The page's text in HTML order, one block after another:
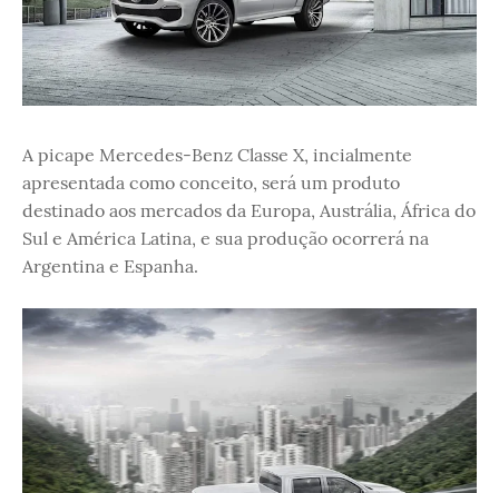
A picape Mercedes-Benz Classe X, incialmente
apresentada como conceito, será um produto
destinado aos mercados da Europa, Austrália, África do
Sul e América Latina, e sua produção ocorrerá na
Argentina e Espanha.